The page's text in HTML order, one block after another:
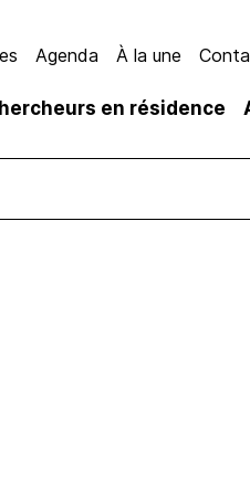
Agenda À la une
en résidence